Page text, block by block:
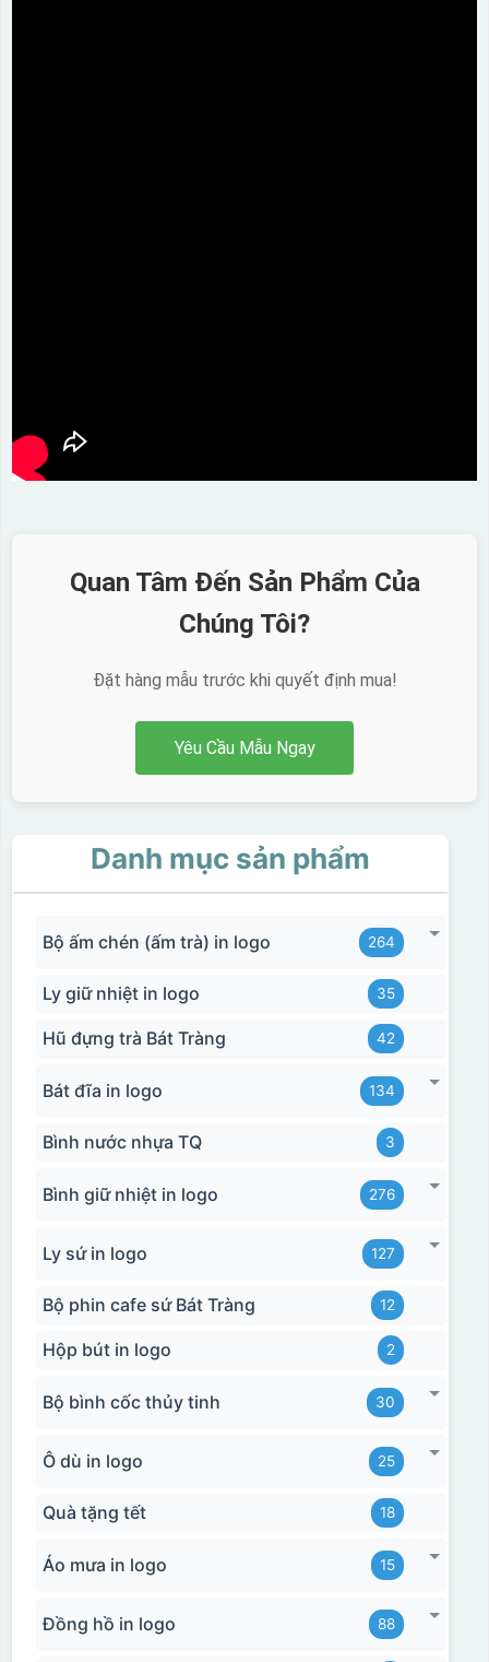
Quan Tâm Đến Sản Phẩm Của
Chúng Tôi?
Đặt hàng mẫu trước khi quyết định mua!
Yêu Cầu Mẫu Ngay
Danh mục sản phẩm
Bộ ấm chén (ấm trà) in logo 264
Ly giữ nhiệt in logo 35
Hũ đựng trà Bát Tràng 42
Bát đĩa in logo 134
Bình nước nhựa TQ 3
Bình giữ nhiệt in logo 276
Ly sứ in logo 127
Bộ phin cafe sứ Bát Tràng 12
Hộp bút in logo 2
Bộ bình cốc thủy tinh 30
Ô dù in logo 25
Quà tặng tết 18
Áo mưa in logo 15
Đồng hồ in logo 88